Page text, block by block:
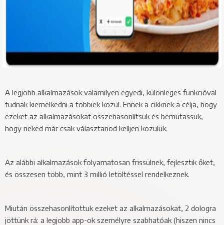
A legjobb alkalmazások valamilyen egyedi, különleges funkcióval
tudnak kiemelkedni a többiek közül. Ennek a cikknek a célja, hogy
ezeket az alkalmazásokat összehasonlítsuk és bemutassuk,
hogy neked már csak választanod kelljen közülük.
Az alábbi alkalmazások folyamatosan frissülnek, fejlesztik őket,
és összesen több, mint 3 millió letöltéssel rendelkeznek.
Miután összehasonlítottuk ezeket az alkalmazásokat, 2 dologra
jöttünk rá: a legjobb app-ok személyre szabhatóak (hiszen nincs